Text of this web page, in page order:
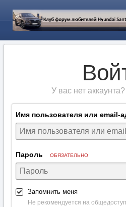
У вас нет аккаунта?
Имя пользователя или email-
Пароль ОБЯЗАТЕЛЬНО
Запомнить меня
Не рекомендуется на